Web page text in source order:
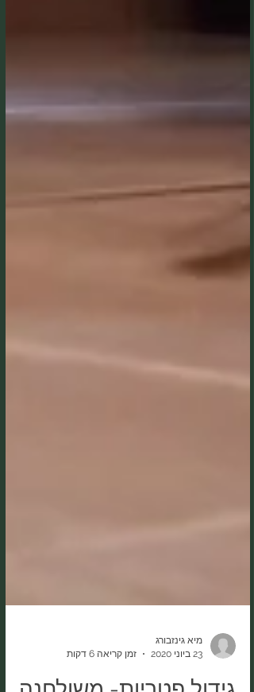
23 ביוני 2020
זמן קריאה 6 דקות